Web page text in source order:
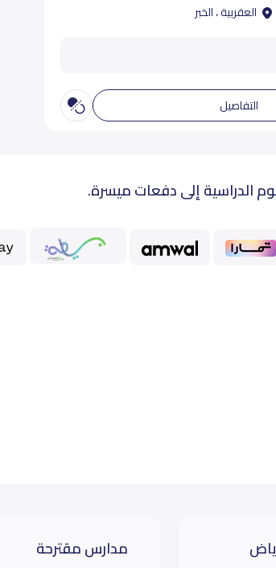
العقربية ، الخبر
التفاصيل
الدراسية إلى دفعات ميسرة.
مدارس مقترحة